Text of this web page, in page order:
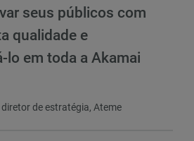
seus públicos com
qualidade e
lo em toda a Akamai
de estratégia, Ateme